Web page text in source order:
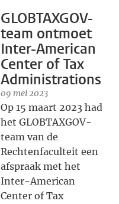
GLOBTAXGOV-
team ontmoet
Inter-American
Center of Tax
Administrations
09 mei 2023
Op 15 maart 2023 had
het GLOBTAXGOV-
team van de
Rechtenfaculteit een
afspraak met het
Inter-American
Center of Tax